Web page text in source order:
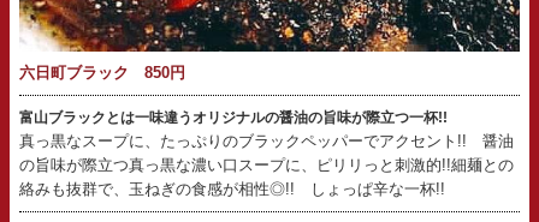
六日町ブラック 850円
富山ブラックとは一味違うオリジナルの醤油の旨味が際立つ一杯!!
真っ黒なスープに、たっぷりのブラックペッパーでアクセント!! 醤油
の旨味が際立つ真っ黒な濃い口スープに、ピリリっと刺激的!!細麺との
絡みも抜群で、玉ねぎの食感が相性◎!! しょっぱ辛な一杯!!